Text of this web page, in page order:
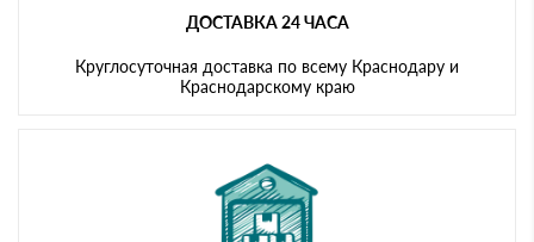
ДОСТАВКА 24 ЧАСА
Круглосуточная доставка по всему Краснодару и
Краснодарскому краю